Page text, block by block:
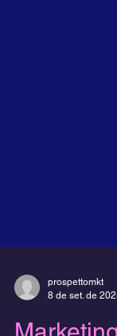
8 de set. de 2025